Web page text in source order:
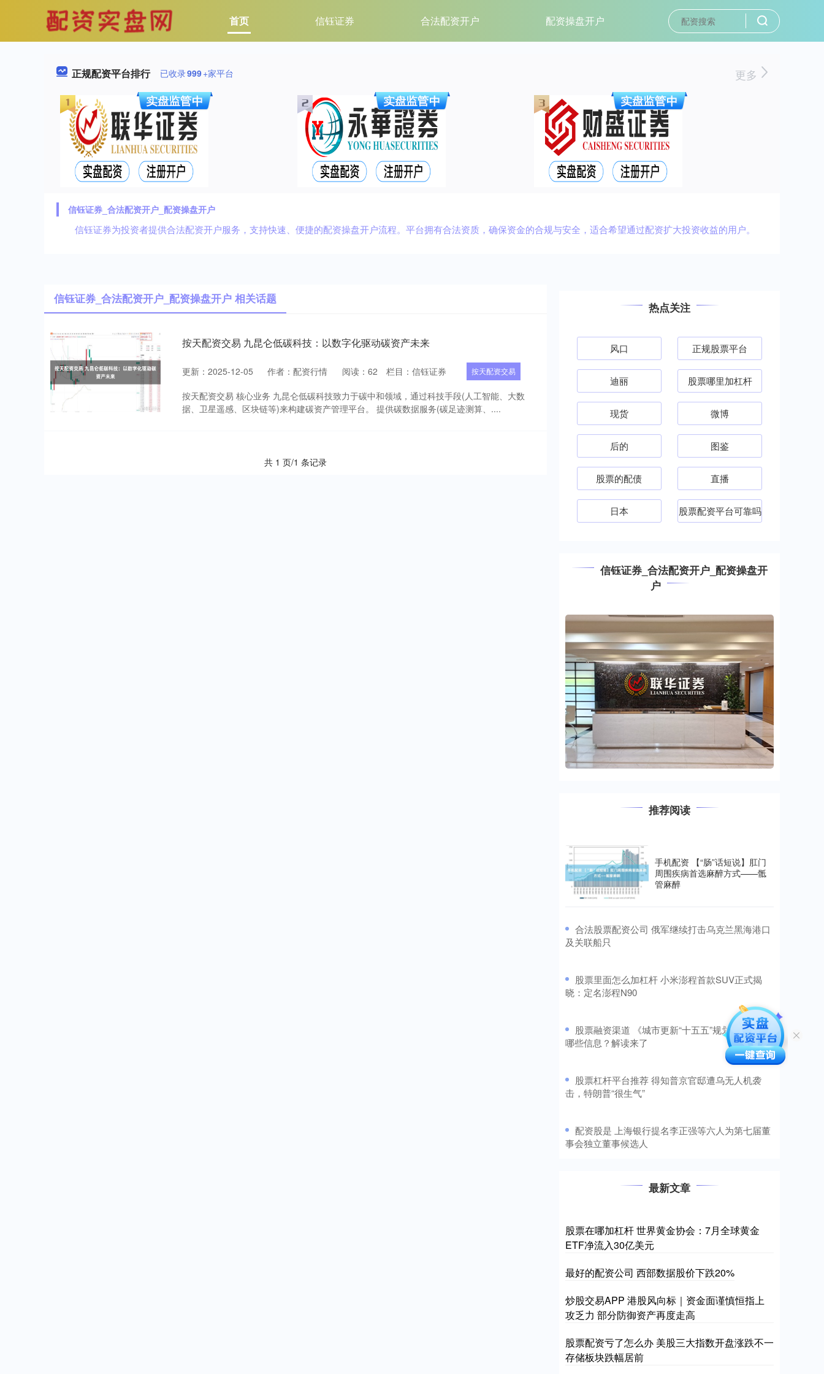
首页 信钰证券 合法配资开户 配资操盘开户
正规配资平台排行 已收录999+家平台 更多
信钰证券_合法配资开户_配资操盘开户
信钰证券为投资者提供合法配资开户服务，支持快速、便捷的配资操盘开户流程。平台拥有合法资质，确保资金的合规与安全，适合希望通过配资扩大投资收益的用户。
信钰证券_合法配资开户_配资操盘开户 相关话题
按天配资交易 九昆仑低碳科技：以数字化驱动碳资产未来
更新：2025-12-05 作者：配资行情 阅读： 62 栏目： 信钰证券 按天配资交易
按天配资交易 核心业务 九昆仑低碳科技致力于碳中和领域，通过科技手段(人工智能、大数
据、卫星遥感、区块链等)来构建碳资产管理平台。 提供碳数据服务(碳足迹测算、....
共 1 页/1 条记录
热点关注
风口 正规股票平台
迪丽 股票哪里加杠杆
现货 微博
后的 图鉴
股票的配债 直播
日本 股票配资平台可靠吗
信钰证券_合法配资开户_配资操盘开
户
推荐阅读
手机配资 【“肠”话短说】肛门
周围疾病首选麻醉方式——骶
管麻醉
​合法股票配资公司 俄军继续打击乌克兰黑海港口
及关联船只
​股票里面怎么加杠杆 小米澎程首款SUV正式揭
晓：定名澎程N90
​股票融资渠道 《城市更新“十五五”规划》传递了
哪些信息？解读来了
​股票杠杆平台推荐 得知普京官邸遭乌无人机袭
击，特朗普“很生气”
​配资股是 上海银行提名李正强等六人为第七届董
事会独立董事候选人
最新文章
股票在哪加杠杆 世界黄金协会：7月全球黄金
ETF净流入30亿美元
最好的配资公司 西部数据股价下跌20%
炒股交易APP 港股风向标｜资金面谨慎恒指上
攻乏力 部分防御资产再度走高
股票配资亏了怎么办 美股三大指数开盘涨跌不一
存储板块跌幅居前